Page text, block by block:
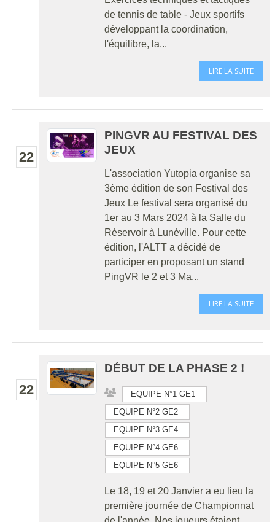
de tennis de table - Jeux sportifs
développant la coordination,
l'équilibre, la...
LIRE LA SUITE
22
PINGVR AU FESTIVAL DES
JEUX
L'association Yutopia organise sa
3ème édition de son Festival des
Jeux Le festival sera organisé du
1er au 3 Mars 2024 à la Salle du
Réservoir à Lunéville. Pour cette
édition, l'ALTT a décidé de
participer en proposant un stand
PingVR le 2 et 3 Ma...
LIRE LA SUITE
22
DÉBUT DE LA PHASE 2 !
EQUIPE N°1 GE1
EQUIPE N°2 GE2
EQUIPE N°3 GE4
EQUIPE N°4 GE6
EQUIPE N°5 GE6
Le 18, 19 et 20 Janvier a eu lieu la
première journée de Championnat